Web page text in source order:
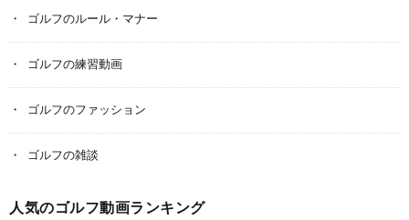
ゴルフのルール・マナー
ゴルフの練習動画
ゴルフのファッション
ゴルフの雑談
人気のゴルフ動画ランキング